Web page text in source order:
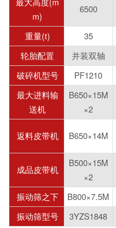
m)
6500
重量(t) 35
轮胎配置
并装双轴
破碎机型号
PF1210
最大进料输
送机
B650×15M
×2
返料皮带机 B650×14M
成品皮带机
B500×15M
×2
振动筛之下
B800×7.5M
振动筛型号
3YZS1848